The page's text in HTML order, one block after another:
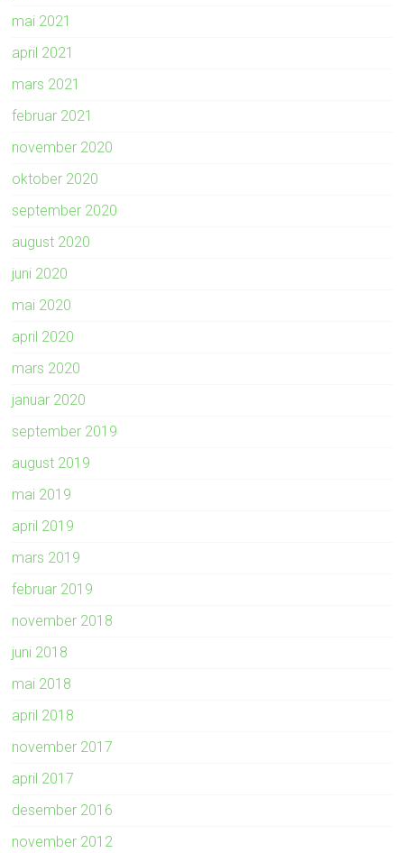
mai 2021
april 2021
mars 2021
februar 2021
november 2020
oktober 2020
september 2020
august 2020
juni 2020
mai 2020
april 2020
mars 2020
januar 2020
september 2019
august 2019
mai 2019
april 2019
mars 2019
februar 2019
november 2018
juni 2018
mai 2018
april 2018
november 2017
april 2017
desember 2016
november 2012